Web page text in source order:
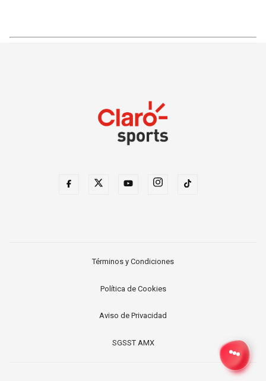
Términos y Condiciones
Política de Cookies
Aviso de Privacidad
SGSST AMX